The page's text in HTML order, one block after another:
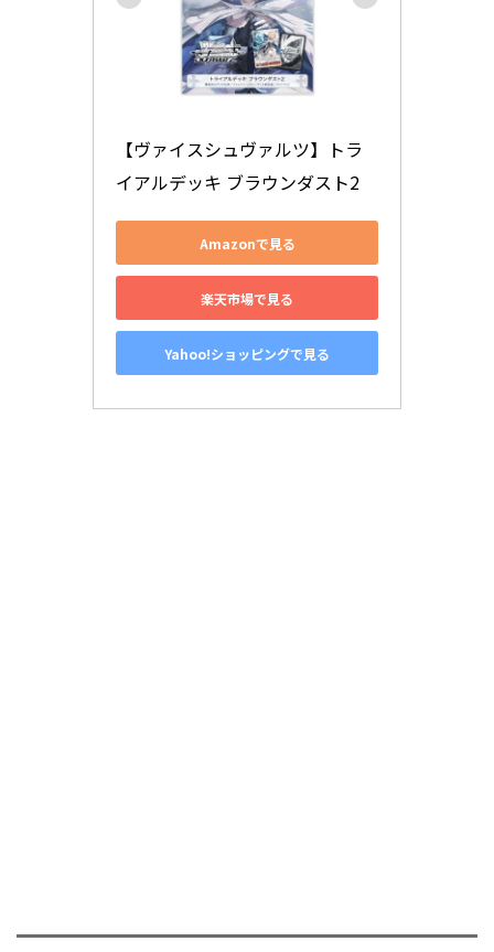
【ヴァイスシュヴァルツ】トラ
イアルデッキ ブラウンダスト2
Amazonで見る
楽天市場で見る
Yahoo!ショッピングで見る